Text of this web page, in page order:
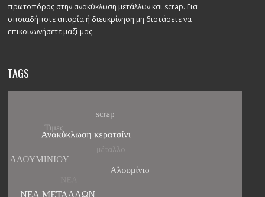
πρωτοπόρος στην ανακύκλωση μετάλλων και scrap. Για
οποιαδήποτε απορία ή διευκρίνηση μη διστάσετε να
επικοινωνήσετε μαζί μας.
TAGS